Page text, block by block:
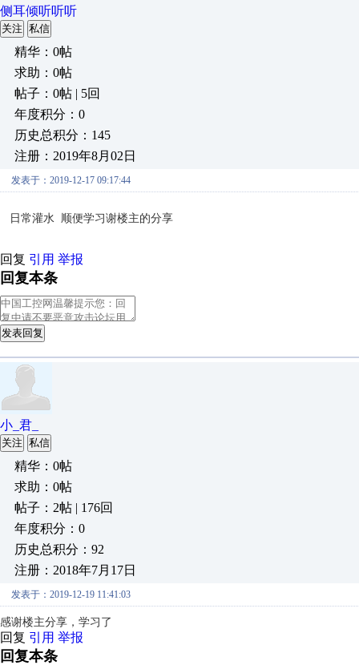
侧耳倾听听听
关注 私信
精华：0帖
求助：0帖
帖子：0帖 | 5回
年度积分：0
历史总积分：145
注册：2019年8月02日
发表于：2019-12-17 09:17:44
日常灌水 顺便学习 谢楼主的分享
回复 引用 举报
回复本条
发表回复
小_君_
关注 私信
精华：0帖
求助：0帖
帖子：2帖 | 176回
年度积分：0
历史总积分：92
注册：2018年7月17日
发表于：2019-12-19 11:41:03
感谢楼主分享，学习了
回复 引用 举报
回复本条